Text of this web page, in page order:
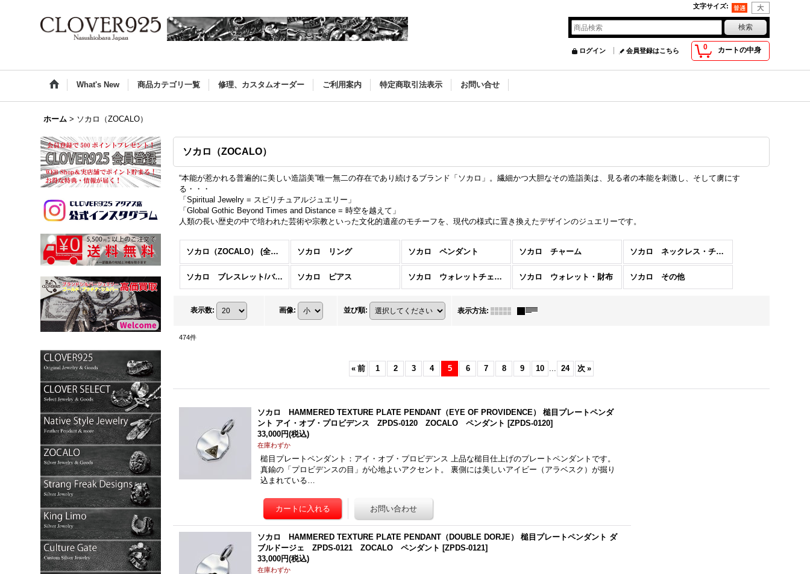
文字サイズ:
0 カートの中身
ログイン 会員登録はこちら
What's New 商品カテゴリ一覧 修理、カスタムオーダー ご利用案内 特定商取引法表示 お問い合せ
ホーム > ソカロ（ZOCALO）
ソカロ（ZOCALO）
“本能が惹かれる普遍的に美しい造詣美”唯一無二の存在であり続けるブランド「ソカロ」。繊細かつ大胆なその造詣美は、見る者の本能を刺激し、そして虜にす
る・・・
「Spiritual Jewelry = スピリチュアルジュエリー」
「Global Gothic Beyond Times and Distance = 時空を越えて」
人類の長い歴史の中で培われた芸術や宗教といった文化的遺産のモチーフを、現代の様式に置き換えたデザインのジュエリーです。
ソカロ（ZOCALO） (全商品) ソカロ リング ソカロ ペンダント ソカロ チャーム ソカロ ネックレス・チェーン
ソカロ ブレスレット/バングル ソカロ ピアス ソカロ ウォレットチェーン・キーチェーン ソカロ ウォレット・財布 ソカロ その他
表示数: 画像: 並び順: 表示方法:
474件
« 前 1 2 3 4 5 6 7 8 9 10 ... 24 次 »
ソカロ HAMMERED TEXTURE PLATE PENDANT（EYE OF PROVIDENCE） 槌目プレートペンダ
ント アイ・オブ・プロビデンス ZPDS-0120 ZOCALO ペンダント [ZPDS-0120]
33,000円(税込)
在庫わずか
槌目プレートペンダント：アイ・オブ・プロビデンス 上品な槌目仕上げのプレートペンダントです。
真鍮の「プロビデンスの目」が心地よいアクセント。 裏側には美しいアイビー（アラベスク）が掘り
込まれている…
ソカロ HAMMERED TEXTURE PLATE PENDANT（DOUBLE DORJE） 槌目プレートペンダント ダ
ブルドージェ ZPDS-0121 ZOCALO ペンダント [ZPDS-0121]
33,000円(税込)
在庫わずか